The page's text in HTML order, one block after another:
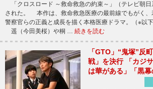
「クロスロード ～救命救急の約束～」（テレビ朝
された。 本作は、救命救急医療の最前線でもがく、
警察官らの正義と成長を描く本格医療ドラマ。（※以
遥（今田美桜）や桐 … 続きを読む
「GTO」“鬼塚”反
戦」を決行 「カジ
は華がある」「黒幕